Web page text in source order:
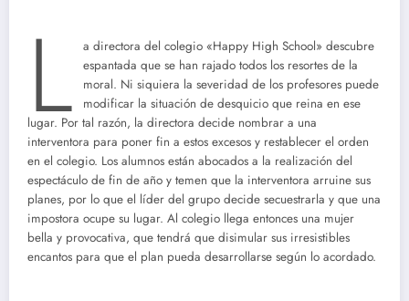
L
a directora del colegio «Happy High School» descubre
espantada que se han rajado todos los resortes de la
moral. Ni siquiera la severidad de los profesores puede
modificar la situación de desquicio que reina en ese
lugar. Por tal razón, la directora decide nombrar a una
interventora para poner fin a estos excesos y restablecer el orden
en el colegio. Los alumnos están abocados a la realización del
espectáculo de fin de año y temen que la interventora arruine sus
planes, por lo que el líder del grupo decide secuestrarla y que una
impostora ocupe su lugar. Al colegio llega entonces una mujer
bella y provocativa, que tendrá que disimular sus irresistibles
encantos para que el plan pueda desarrollarse según lo acordado.